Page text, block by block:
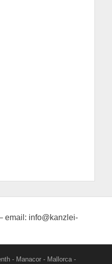
email: info@kanzlei-
- Manacor - Mallorca -